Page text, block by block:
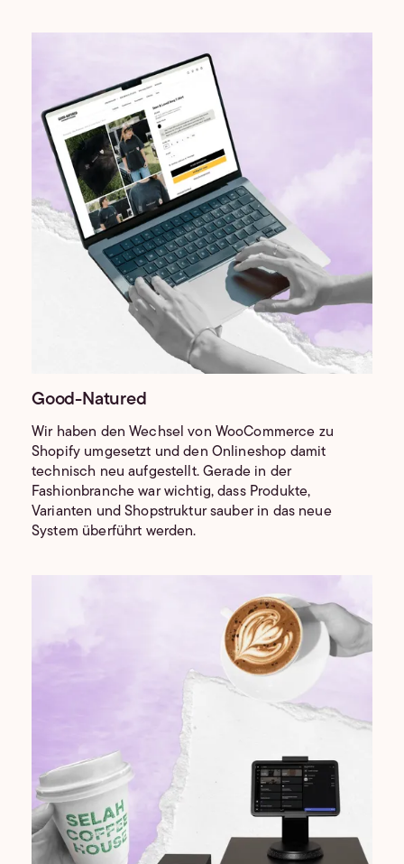
Good-Natured
Wir haben den Wechsel von WooCommerce zu
Shopify umgesetzt und den Onlineshop damit
technisch neu aufgestellt. Gerade in der
Fashionbranche war wichtig, dass Produkte,
Varianten und Shopstruktur sauber in das neue
System überführt werden.